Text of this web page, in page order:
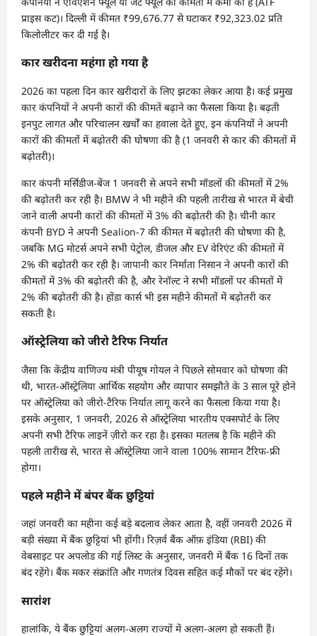
प्राइस कट)। दिल्ली में कीमत ₹99,676.77 से घटाकर ₹92,323.02 प्रति
किलोलीटर कर दी गई है।
कार खरीदना महंगा हो गया है
2026 का पहला दिन कार खरीदारों के लिए झटका लेकर आया है। कई प्रमुख
कार कंपनियों ने अपनी कारों की कीमतें बढ़ाने का फैसला किया है। बढ़ती
इनपुट लागत और परिचालन खर्चों का हवाला देते हुए, इन कंपनियों ने अपनी
कारों की कीमतों में बढ़ोतरी की घोषणा की है (1 जनवरी से कार की कीमतों में
बढ़ोतरी)।
कार कंपनी मर्सिडीज-बेंज 1 जनवरी से अपने सभी मॉडलों की कीमतों में 2%
की बढ़ोतरी कर रही है। BMW ने भी महीने की पहली तारीख से भारत में बेची
जाने वाली अपनी कारों की कीमतों में 3% की बढ़ोतरी की है। चीनी कार
कंपनी BYD ने अपनी Sealion-7 की कीमत में बढ़ोतरी की घोषणा की है,
जबकि MG मोटर्स अपने सभी पेट्रोल, डीजल और EV वेरिएंट की कीमतों में
2% की बढ़ोतरी कर रही है। जापानी कार निर्माता निसान ने अपनी कारों की
कीमतों में 3% की बढ़ोतरी की है, और रेनॉल्ट ने सभी मॉडलों पर कीमतों में
2% की बढ़ोतरी की है। होंडा कार्स भी इस महीने कीमतों में बढ़ोतरी कर
सकती है।
ऑस्ट्रेलिया को जीरो टैरिफ निर्यात
जैसा कि केंद्रीय वाणिज्य मंत्री पीयूष गोयल ने पिछले सोमवार को घोषणा की
थी, भारत-ऑस्ट्रेलिया आर्थिक सहयोग और व्यापार समझौते के 3 साल पूरे होने
पर ऑस्ट्रेलिया को जीरो-टैरिफ निर्यात लागू करने का फैसला किया गया है।
इसके अनुसार, 1 जनवरी, 2026 से ऑस्ट्रेलिया भारतीय एक्सपोर्ट के लिए
अपनी सभी टैरिफ लाइनें ज़ीरो कर रहा है। इसका मतलब है कि महीने की
पहली तारीख से, भारत से ऑस्ट्रेलिया जाने वाला 100% सामान टैरिफ-फ्री
होगा।
पहले महीने में बंपर बैंक छुट्टियां
जहां जनवरी का महीना कई बड़े बदलाव लेकर आता है, वहीं जनवरी 2026 में
बड़ी संख्या में बैंक छुट्टियां भी होंगी। रिज़र्व बैंक ऑफ़ इंडिया (RBI) की
वेबसाइट पर अपलोड की गई लिस्ट के अनुसार, जनवरी में बैंक 16 दिनों तक
बंद रहेंगे। बैंक मकर संक्रांति और गणतंत्र दिवस सहित कई मौकों पर बंद रहेंगे।
सारांश
हालांकि, ये बैंक छुट्टियां अलग-अलग राज्यों में अलग-अलग हो सकती हैं।